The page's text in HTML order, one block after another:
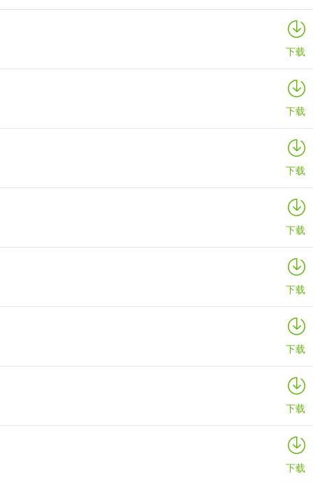
绿联私有云官方版
下载
下载
下载
下载
下载
下载
下载
下载